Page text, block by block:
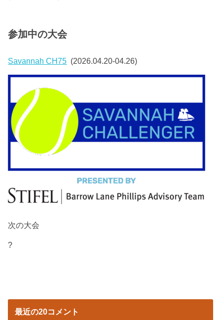
参加中の大会
Savannah CH75 (2026.04.20-04.26)
次の大会
?
最近の20コメント